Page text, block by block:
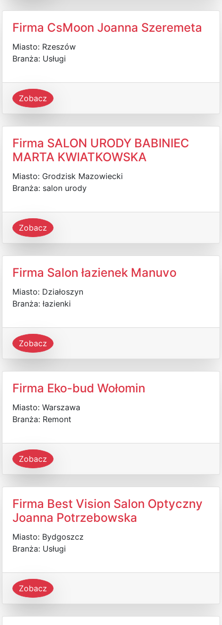
Firma CsMoon Joanna Szeremeta
Miasto: Rzeszów
Branża: Usługi
Zobacz
Firma SALON URODY BABINIEC
MARTA KWIATKOWSKA
Miasto: Grodzisk Mazowiecki
Branża: salon urody
Zobacz
Firma Salon łazienek Manuvo
Miasto: Działoszyn
Branża: łazienki
Zobacz
Firma Eko-bud Wołomin
Miasto: Warszawa
Branża: Remont
Zobacz
Firma Best Vision Salon Optyczny
Joanna Potrzebowska
Miasto: Bydgoszcz
Branża: Usługi
Zobacz